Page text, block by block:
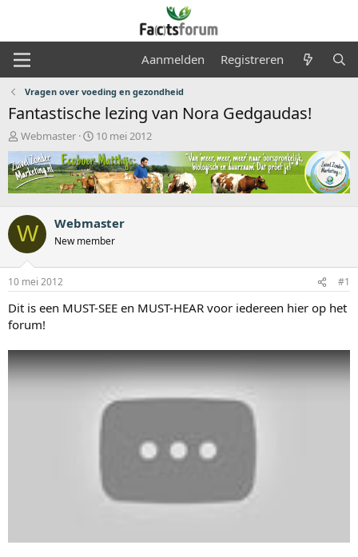
Aanmelden Registreren
Vragen over voeding en gezondheid
Fantastische lezing van Nora Gedgaudas!
O
n
d
e
r
e
r
p
s
t
a
r
t
r
Webmaster
S
t
a
r
t
a
t
m
10 mei 2012
W Webmaster
New member
10 mei 2012 #1
Dit is een MUST-SEE en MUST-HEAR voor iedereen hier op het
forum!